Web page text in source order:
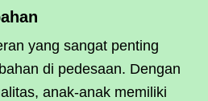
yang sangat penting
di pedesaan. Dengan
anak-anak memiliki